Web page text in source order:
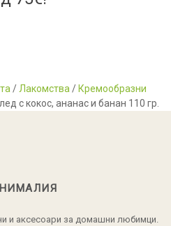
/ Лакомства / Кремообразни
с кокос, ананас и банан 110 гр.
и аксесоари за домашни любимци.